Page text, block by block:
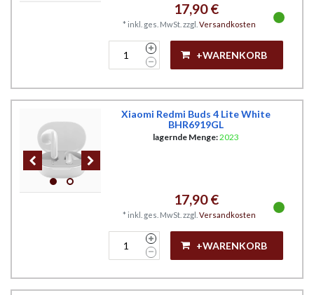
17,90 €
* inkl. ges. MwSt. zzgl. Versandkosten
+WARENKORB
Xiaomi Redmi Buds 4 Lite White
BHR6919GL
lagernde Menge:2023
17,90 €
* inkl. ges. MwSt. zzgl. Versandkosten
+WARENKORB